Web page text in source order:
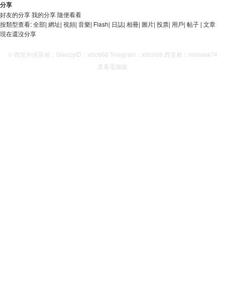
分享
好友的分享我的分享隨便看看
按類型查看:全部| 網址| 視頻| 音樂| Flash| 日誌| 相冊| 圖片| 投票| 用戶| 帖子 | 文章
現在還沒分享
© 西里外送茶賴：GleezyID：xilic666 Telegram：xilic666 西里賴：monesa74
查看電腦版